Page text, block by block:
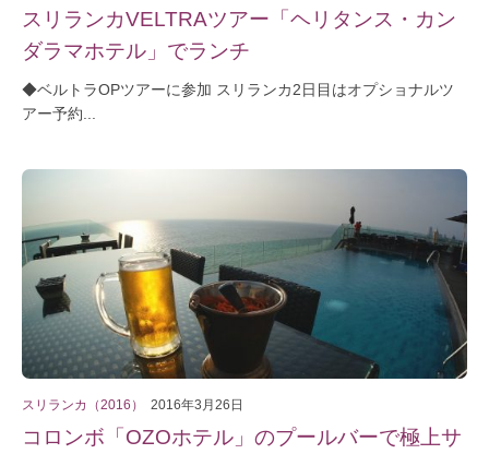
スリランカVELTRAツアー「ヘリタンス・カン
ダラマホテル」でランチ
◆ベルトラOPツアーに参加 スリランカ2日目はオプショナルツ
アー予約...
スリランカ（2016） 2016年3月26日
コロンボ「OZOホテル」のプールバーで極上サ